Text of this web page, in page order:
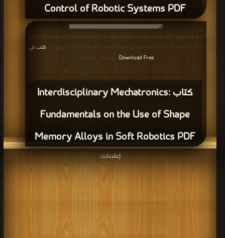
Control of Robotic Systems PDF
كتاب Interdisciplinary Mechatronics:
Fundamentals on the Use of Shape
Memory Alloys in Soft Robotics PDF
قراءة و تحميل كتاب كتاب Interdisciplinary Mechatronics: Fundamentals on the
Use of Shape Memory Alloys in Soft Robotics PDF مجانا | مكتبة >
كتب في
Download Free
| التحميل : مرة/مرات
إعلانات: